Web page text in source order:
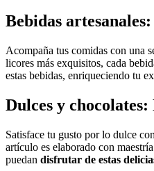
Bebidas
Acompaña tus comidas con una
licores más exquisitos, cada
estas bebidas, enriqueciendo tu
Dulces y
Satisface tu gusto por lo dulce
artículo es elaborado con
puedan disfrutar de estas